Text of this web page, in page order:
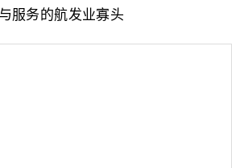
服务的航发业寡头